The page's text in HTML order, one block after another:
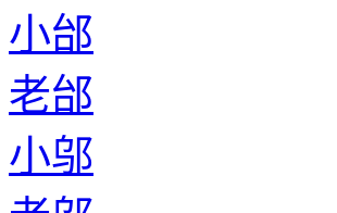
小邰
老邰
小邬